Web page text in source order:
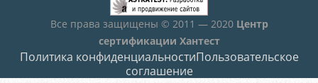
Все права защищены © 2011 — 2020 Центр
сертификации Хантест
Политика конфиденциальностиПользовательское
соглашение